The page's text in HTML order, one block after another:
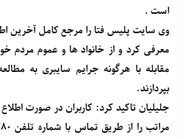
است .
وی سایت پلیس فتا را مرجع کامل آخرین
معرفی کرد و از خانواد ها و عموم مردم
مقابله با هرگونه جرایم سایبری به
بپردازند.
جلیلیان تاکید کرد: کاربران در صورت اطلاع